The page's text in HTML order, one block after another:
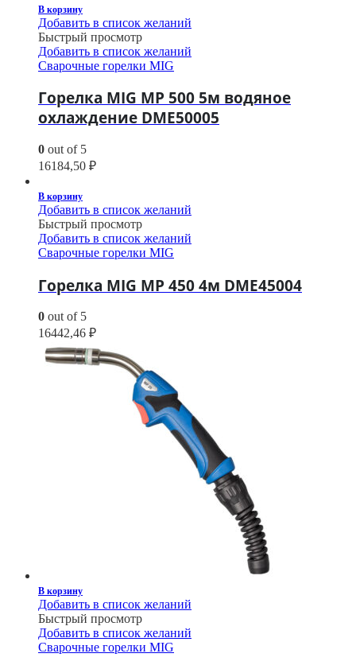
В корзину
Добавить в список желаний
Быстрый просмотр
Добавить в список желаний
Сварочные горелки MIG
Горелка MIG MP 500 5м водяное
охлаждение DME50005
0 out of 5
16184,50 ₽
В корзину
Добавить в список желаний
Быстрый просмотр
Добавить в список желаний
Сварочные горелки MIG
Горелка MIG MP 450 4м DME45004
0 out of 5
16442,46 ₽
В корзину
Добавить в список желаний
Быстрый просмотр
Добавить в список желаний
Сварочные горелки MIG